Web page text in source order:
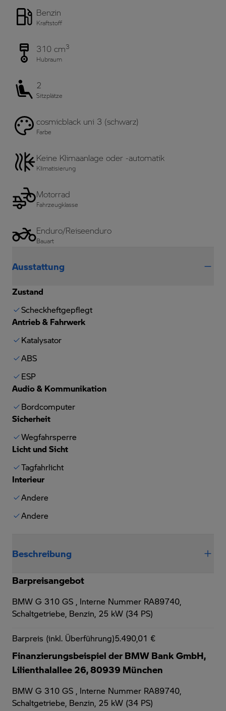
Benzin
Kraftstoff
310 cm3
Hubraum
2
Sitzplätze
cosmicblack uni 3 (schwarz)
Farbe
Keine Klimaanlage oder -automatik
Klimatisierung
Motorrad
Fahrzeugklasse
Enduro/Reiseenduro
Bauart
Ausstattung
Zustand
Scheckheftgepflegt
Antrieb & Fahrwerk
Katalysator
ABS
ESP
Audio & Kommunikation
Bordcomputer
Sicherheit
Wegfahrsperre
Licht und Sicht
Tagfahrlicht
Interieur
Andere
Andere
Beschreibung
Barpreisangebot
BMW G 310 GS , Interne Nummer RA89740,
Schaltgetriebe, Benzin, 25 kW (34 PS)
Barpreis (inkl. Überführung)5.490,01 €
Finanzierungsbeispiel der BMW Bank GmbH,
Lilienthalallee 26, 80939 München
BMW G 310 GS , Interne Nummer RA89740,
Schaltgetriebe, Benzin, 25 kW (34 PS)